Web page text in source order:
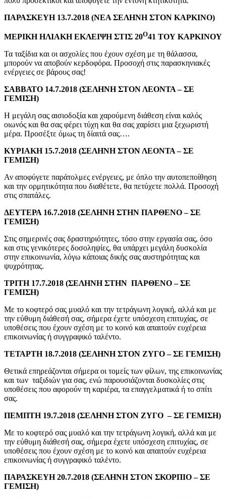
ΠΑΡΑΣΚΕΥΗ 13.7.2018 (ΝΕΑ ΣΕΛΗΝΗ ΣΤΟΝ ΚΑΡΚΙΝΟ)
ΜΕΡΙΚΗ ΗΛΙΑΚΗ ΕΚΛΕΙΨΗ ΣΤΙΣ 20Ο41 ΤΟΥ ΚΑΡΚΙΝΟΥ
Τα ταξίδια και οι ασχολίες που έχουν σχέση με τη θάλασσα,
μπορούν να αποβούν κερδοφόρα. Προσοχή στις παρασκηνιακές
ενέργειες σε βάρους σας!
ΣΑΒΒΑΤΟ 14.7.2018 (ΣΕΛΗΝΗ ΣΤΟΝ ΛΕΟΝΤΑ – ΣΕ
ΓΕΜΙΣΗ)
Η μεγάλη σας αισιοδοξία και χαρούμενη διάθεση είναι καλός
οιωνός και θα σας φέρει τύχη και θα σας χαρίσει μια ξεχωριστή
μέρα. Προσέξτε όμως τη δίαιτά σας….
ΚΥΡΙΑΚΗ 15.7.2018 (ΣΕΛΗΝΗ ΣΤΟΝ ΛΕΟΝΤΑ – ΣΕ
ΓΕΜΙΣΗ)
Αν αποφύγετε παράτολμες ενέργειες, με όπλο την αυτοπεποίθηση
και την ορμητικότητα που διαθέτετε, θα πετύχετε πολλά. Προσοχή
στις σπατάλες.
ΔΕΥΤΕΡΑ 16.7.2018 (ΣΕΛΗΝΗ ΣΤΗΝ ΠΑΡΘΕΝΟ – ΣΕ
ΓΕΜΙΣΗ)
Στις σημερινές σας δραστηριότητες, τόσο στην εργασία σας, όσο
και στις γενικότερες δοσοληψίες, θα υπάρχει μεγάλη δυσκολία
στην επικοινωνία, λόγω κάποιας δικής σας αυστηρότητας και
ψυχρότητας.
ΤΡΙΤΗ 17.7.2018 (ΣΕΛΗΝΗ ΣΤΗΝ ΠΑΡΘΕΝΟ – ΣΕ
ΓΕΜΙΣΗ)
Με το κοφτερό σας μυαλό και την τετράγωνη λογική, αλλά και με
την εύθυμη διάθεσή σας, σήμερα έχετε υπόσχεση επιτυχίας, σε
υποθέσεις που έχουν σχέση με το κοινό και απαιτούν ευχέρεια
επικοινωνίας ή συγγραφικό ταλέντο.
ΤΕΤΑΡΤΗ 18.7.2018 (ΣΕΛΗΝΗ ΣΤΟΝ ΖΥΓΟ – ΣΕ ΓΕΜΙΣΗ)
Θετικά επηρεάζονται σήμερα οι τομείς των φίλων, της επικοινωνίας
και των ταξιδιών για σας, ενώ παρουσιάζονται δυσκολίες στις
υποθέσεις που αφορούν τη καριέρα, τα επαγγελματικά ή το σπίτι
σας.
ΠΕΜΠΤΗ 19.7.2018 (ΣΕΛΗΝΗ ΣΤΟΝ ΖΥΓΟ – ΣΕ ΓΕΜΙΣΗ)
Με το κοφτερό σας μυαλό και την τετράγωνη λογική, αλλά και με
την εύθυμη διάθεσή σας, σήμερα έχετε υπόσχεση επιτυχίας, σε
υποθέσεις που έχουν σχέση με το κοινό και απαιτούν ευχέρεια
επικοινωνίας ή συγγραφικό ταλέντο.
ΠΑΡΑΣΚΕΥΗ 20.7.2018 (ΣΕΛΗΝΗ ΣΤΟΝ ΣΚΟΡΠΙΟ – ΣΕ
ΓΕΜΙΣΗ)